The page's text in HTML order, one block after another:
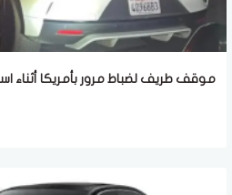
موقف طريف لضباط مرور بأمريكا أثناء